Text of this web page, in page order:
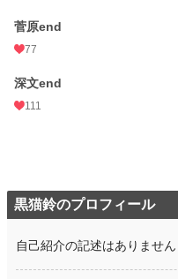
菅原end
77
深文end
111
黒猫鈴のプロフィール
自己紹介の記述はありません